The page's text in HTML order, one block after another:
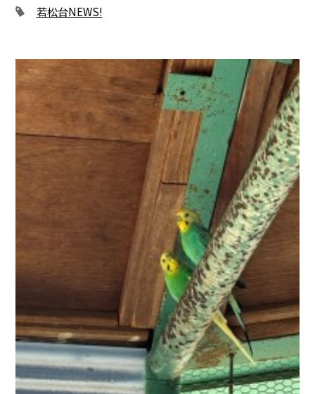
若松台NEWS!